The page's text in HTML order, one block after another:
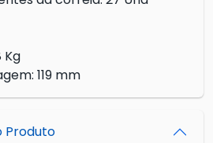
Kg
119 mm
Produto